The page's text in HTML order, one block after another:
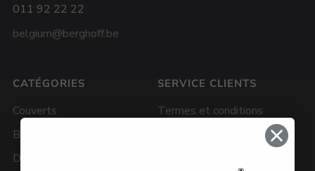
011 92 22 22
belgium@berghoff.be
CATÉGORIES
Couverts
BBQ
Downdraft Batteries de
SERVICE CLIENTS
Termes et conditions
Politique de confidentialité